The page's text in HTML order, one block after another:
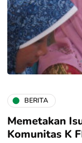
BERITA
Memetakan
Komunitas K